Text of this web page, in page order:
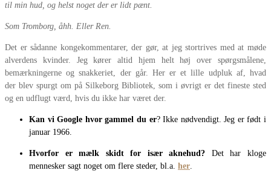
til min hud, og helst noget der er lidt pænt.
Som Tromborg, åhh. Eller Ren.
Det er sådanne kongekommentarer, der gør, at jeg stortrives med at møde
alverdens kvinder. Jeg kører altid hjem helt høj over spørgsmålene,
bemærkningerne og snakkeriet, der går. Her er et lille udpluk af, hvad
der blev spurgt om på Silkeborg Bibliotek, som i øvrigt er det fineste sted
og en udflugt værd, hvis du ikke har været der.
Kan vi Google hvor gammel du er? Ikke nødvendigt. Jeg er født i
januar 1966.
Hvorfor er mælk skidt for især aknehud? Det har kloge
mennesker sagt noget om flere steder, bl.a. her.